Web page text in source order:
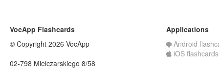
VocApp Flashcards
© Copyright 2026 VocApp
02-798 Mielczarskiego 8/58
Applications
Android
iOS flashcards